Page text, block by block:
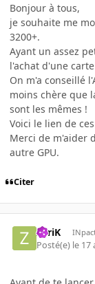
Bonjour à tous,
je souhaite me
3200+.
Ayant un assez
l'achat d'une
On m'a conseillé
moins chère que
sont les mêmes !
Voici le lien de
Merci de m'aider
autre GPU.
Citer
ZyriK
Posté(e) le 17